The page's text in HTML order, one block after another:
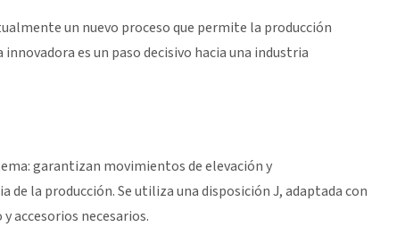
un nuevo proceso que permite la producción
es un paso decisivo hacia una industria
garantizan movimientos de elevación y
la producción. Se utiliza una disposición J, adaptada con
accesorios necesarios.